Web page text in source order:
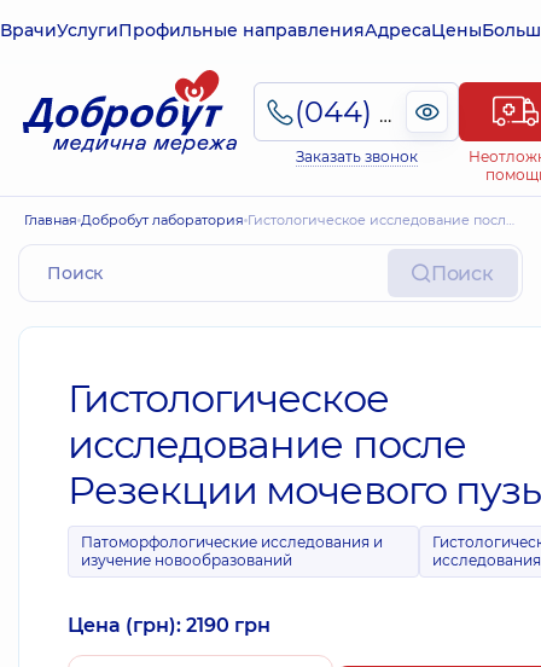
ВрачиУслугиПрофильные направленияАдресаЦены
(044) 495-2-888
Заказать звонок
Главная Добробут лаборатория Гистологическое исследование после Резекции мочевого пузыря
Поиск
Гистологическое
исследование после
Резекции мочевого
Патоморфологические исследования и
изучение новообразований
исследования
Цена (грн): 2190 грн